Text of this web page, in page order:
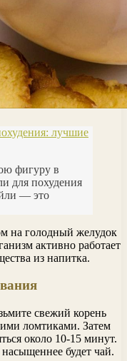
лучшие
фигуру в
для похудения
— это
на голодный желудок
активно работает
из напитка.
свежий корень
ломтиками. Затем
около 10-15 минут.
будет чай.